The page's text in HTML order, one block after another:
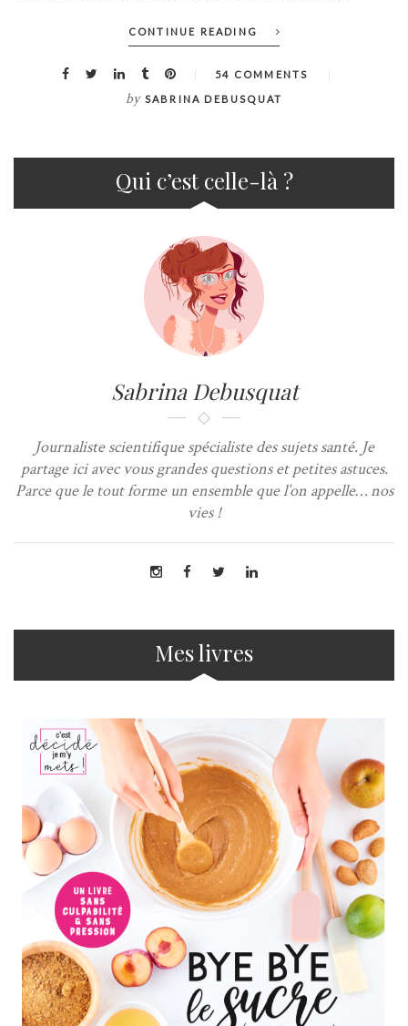
CONTINUE READING
54 COMMENTS
by SABRINA DEBUSQUAT
Qui c’est celle-là ?
Sabrina Debusquat
Journaliste scientifique spécialiste des sujets santé. Je
partage ici avec vous grandes questions et petites astuces.
Parce que le tout forme un ensemble que l’on appelle… nos
vies !
Mes livres